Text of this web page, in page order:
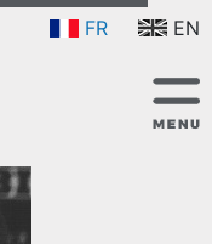
FR EN